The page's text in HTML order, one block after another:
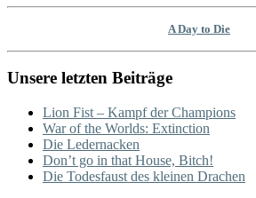
A Day to Die
Unsere letzten Beiträge
Lion Fist – Kampf der Champions
War of the Worlds: Extinction
Die Ledernacken
Don’t go in that House, Bitch!
Die Todesfaust des kleinen Drachen